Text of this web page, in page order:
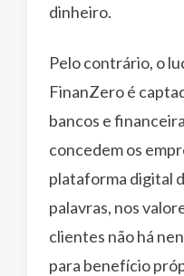
dinheiro.
Pelo contrário, o
FinanZero é
bancos e
concedem os
plataforma digital
palavras, nos
clientes não há
para benefício